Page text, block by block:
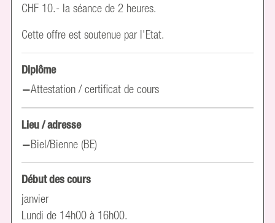
CHF 10.- la séance de 2 heures.
Cette offre est soutenue par l'Etat.
Diplôme
Attestation / certificat de cours
Lieu / adresse
Biel/Bienne (BE)
Début des cours
janvier
Lundi de 14h00 à 16h00.